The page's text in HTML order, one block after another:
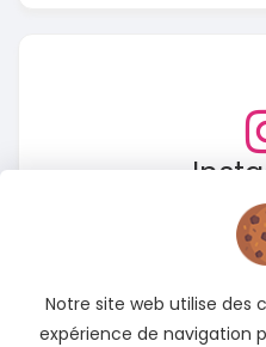
Suivez-nous sur
Notre site web utilise des
expérience de navigation